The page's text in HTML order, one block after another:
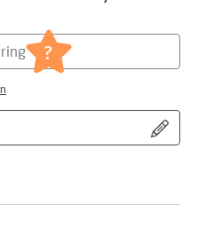
algemeen,
- Algemeen
?